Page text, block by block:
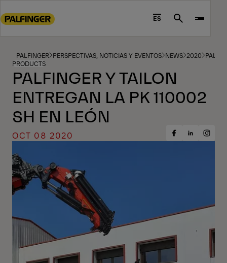
to
footer
content
ES Search
PALFINGER PERSPECTIVAS, NOTICIAS Y EVENTOS NEWS 2020
PRODUCTS
PALFINGER Y TAILON
ENTREGAN LA PK 110002
SH EN LEÓN
OCT 08 2020
ShareShareShare